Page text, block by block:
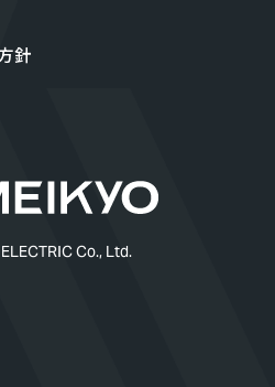
針
Co., Ltd.